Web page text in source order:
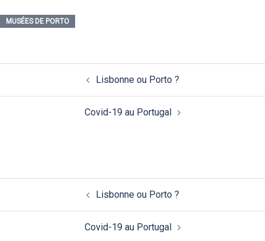
MUSÉES DE PORTO
Lisbonne ou Porto ?
Covid-19 au Portugal
Lisbonne ou Porto ?
Covid-19 au Portugal